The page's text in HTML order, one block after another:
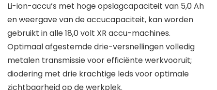
Li-ion-accu’s met hoge opslagcapaciteit van 5,0 Ah
en weergave van de accucapaciteit, kan worden
gebruikt in alle 18,0 volt XR accu-machines.
Optimaal afgestemde drie-versnellingen volledig
metalen transmissie voor efficiënte werkvooruit;
diodering met drie krachtige leds voor optimale
zichtbaarheid op de werkplek.